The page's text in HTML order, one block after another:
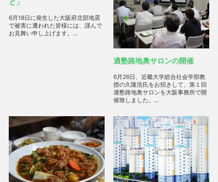
6月18日に発生した大阪府北部地震
で被害に遭われた皆様には、謹んで
お見舞い申し上げます。...
適塾路地奥サロンの開催
6月26日、近畿大学総合社会学部教
授の久隆浩氏をお招きして、第１回
適塾路地奥サロンを大阪事務所で開
催致しました。...